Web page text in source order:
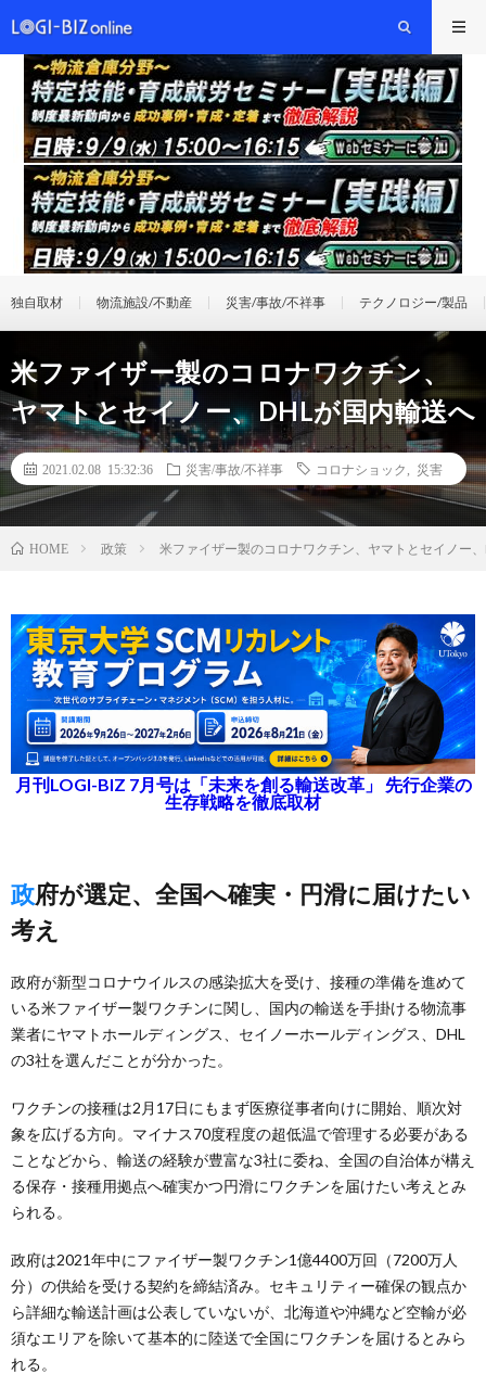
独自取材 物流施設/不動産 災害/事故/不祥事 テクノロジー/製品
米ファイザー製のコロナワクチン、
ヤマトとセイノー、DHLが国内輸送へ
2021.02.08 15:32:36 災害/事故/不祥事 コロナショック 災害
HOME 政策 米ファイザー製のコロナワクチン、ヤマトとセイノー
月刊LOGI-BIZ 7月号は「未来を創る輸送改革」 先行企業の
生存戦略を徹底取材
政府が選定、全国へ確実・円滑に届けたい
考え
政府が新型コロナウイルスの感染拡大を受け、接種の準備を進めて
いる米ファイザー製ワクチンに関し、国内の輸送を手掛ける物流事
業者にヤマトホールディングス、セイノーホールディングス、DHL
の3社を選んだことが分かった。
ワクチンの接種は2月17日にもまず医療従事者向けに開始、順次対
象を広げる方向。マイナス70度程度の超低温で管理する必要がある
ことなどから、輸送の経験が豊富な3社に委ね、全国の自治体が構え
る保存・接種用拠点へ確実かつ円滑にワクチンを届けたい考えとみ
られる。
政府は2021年中にファイザー製ワクチン1億4400万回（7200万人
分）の供給を受ける契約を締結済み。セキュリティー確保の観点か
ら詳細な輸送計画は公表していないが、北海道や沖縄など空輸が必
須なエリアを除いて基本的に陸送で全国にワクチンを届けるとみら
れる。